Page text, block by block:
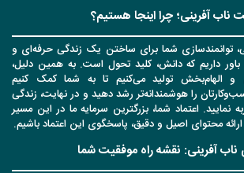
ناب آفرینی؛ چرا اینجا هستیم؟
توانمندسازی شما برای ساختن یک زندگی حرفه‌ای و
داریم که دانش، کلید تحول است. به همین دلیل،
و الهام‌بخش تولید می‌کنیم تا به شما کمک کنیم
را هوشمندانه‌تر رشد دهید و در نهایت، زندگی
اعتماد شما، بزرگترین سرمایه ما در این مسیر
محتوای اصیل و دقیق، پاسخگوی این اعتماد باشیم.
ناب آفرینی: نقشه راه موفقیت شما